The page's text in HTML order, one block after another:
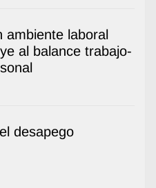
ambiente laboral
al balance trabajo-
desapego